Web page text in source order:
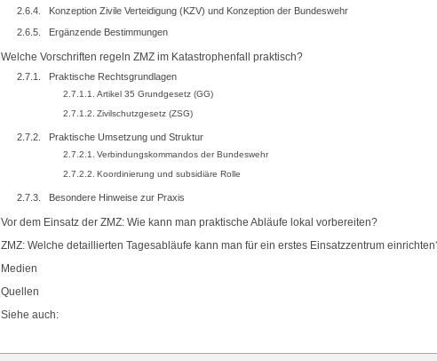
Konzeption Zivile Verteidigung (KZV) und Konzeption der Bundeswehr
Ergänzende Bestimmungen
Welche Vorschriften regeln ZMZ im Katastrophenfall praktisch?
Praktische Rechtsgrundlagen
Artikel 35 Grundgesetz (GG)
Zivilschutzgesetz (ZSG)
Praktische Umsetzung und Struktur
Verbindungskommandos der Bundeswehr
Koordinierung und subsidiäre Rolle
Besondere Hinweise zur Praxis
Vor dem Einsatz der ZMZ: Wie kann man praktische Abläufe lokal vorbereiten?
ZMZ: Welche detaillierten Tagesabläufe kann man für ein erstes Einsatzzentrum
Medien
Quellen
Siehe auch: